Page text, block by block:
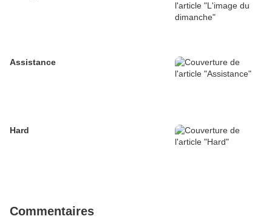
Assistance
Hard
Commentaires